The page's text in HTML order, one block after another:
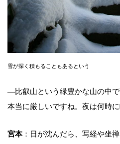
雪が深く積もることもあるという
―比叡山という緑豊かな山の中で
本当に厳しいですね。夜は何時に
宮本：日が沈んだら、写経や坐